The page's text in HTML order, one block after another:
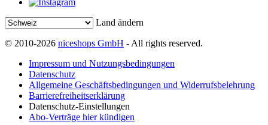
Land ändern
© 2010-2026 niceshops GmbH - All rights reserved.
Impressum und Nutzungsbedingungen
Datenschutz
Allgemeine Geschäftsbedingungen und Widerrufsbelehrung
Barrierefreiheitserklärung
Datenschutz-Einstellungen
Abo-Verträge hier kündigen